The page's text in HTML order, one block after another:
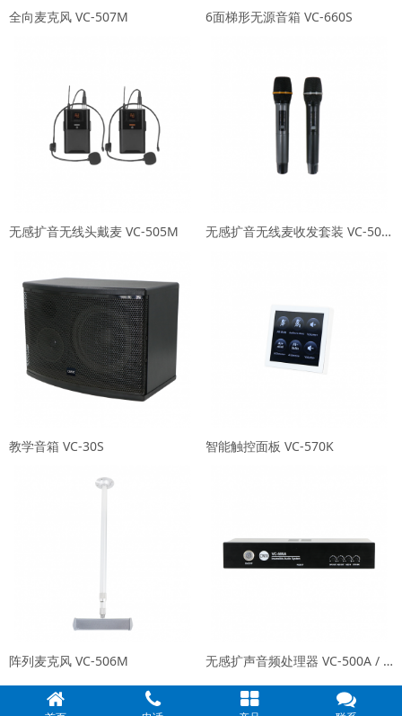
全向⻨克⻛ VC-507M 6⾯梯形⽆源⾳箱 VC-660S
⽆感扩⾳⽆线头戴⻨ VC-505M ⽆感扩⾳⽆线⻨收发套装 VC-504M
教学音箱 VC-30S 智能触控面板 VC-570K
阵列麦克风 VC-506M ⽆感扩声⾳频处理器 VC-500A / VC-500C（不带⽆线⻨克⻛）
|‹